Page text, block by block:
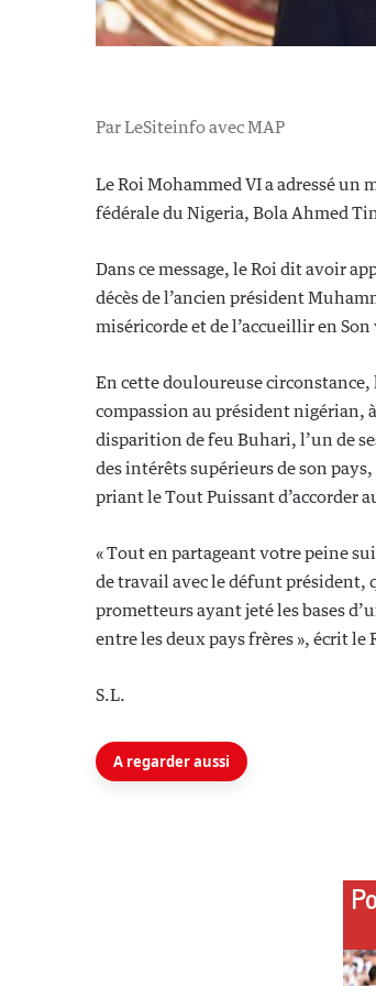
Par LeSiteinfo avec MAP
Le Roi Mohammed VI a adressé un
fédérale du Nigeria, Bola Ahmed
Dans ce message, le Roi dit avoir
décès de l’ancien président
miséricorde et de l’accueillir en Son
En cette douloureuse circonstance,
compassion au président nigérian,
disparition de feu Buhari, l’un de
des intérêts supérieurs de son
priant le Tout Puissant d’accorder
« Tout en partageant votre peine
de travail avec le défunt président,
prometteurs ayant jeté les bases
entre les deux pays frères », écrit le
S.L.
A regarder aussi